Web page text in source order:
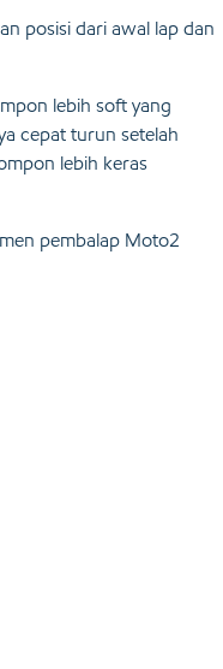
posisi dari awal lap dan
lebih soft yang
cepat turun setelah
lebih keras
pembalap Moto2